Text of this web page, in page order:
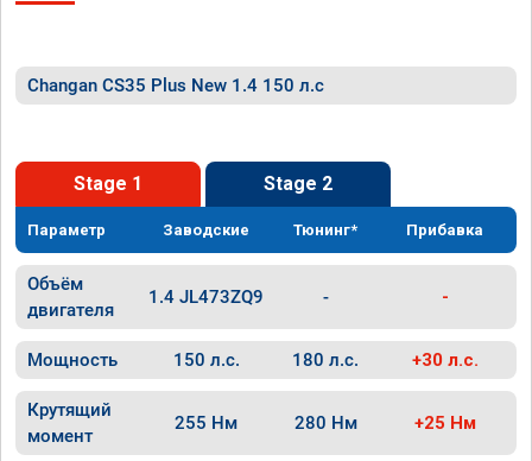
Changan CS35 Plus New 1.4 150 л.с
Stage 1 Stage 2
Параметр Заводские Тюнинг* Прибавка
Объём
двигателя
1.4 JL473ZQ9 - -
Мощность 150 л.с. 180 л.с. +30 л.с.
Крутящий
момент
255 Нм 280 Нм +25 Нм